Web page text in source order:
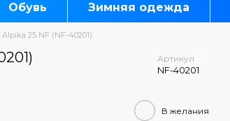
Обувь Зимняя одежда
25 NF (NF-40201)
Артикул
NF-40201
В желания